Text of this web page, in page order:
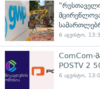
6 აგვისტო,
ComCom-
POSTV 2
6 აგვისტო,